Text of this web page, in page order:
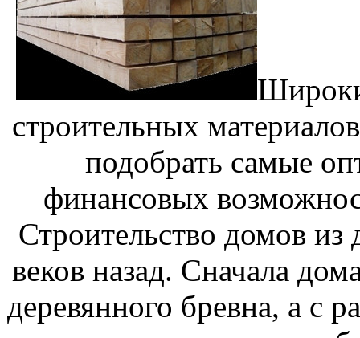
строительных
подобрать самые
финансовых
Строительство домов из
веков назад. Сначала
деревянного бревна, а с